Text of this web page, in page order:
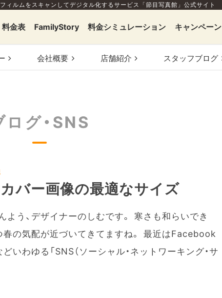
ィルムをスキャンしてデジタル化するサービス「節目写真館」公式サイト
料金表 FamilyStory 料金シミュレーション キャンペーン
会社概要 店舗紹介 スタッフブログ
ログ・SNS
バー画像の最適なサイズ
よう、デザイナーのしむです。 寒さも和らいでき
春の気配が近づいてきてますね。 最近はFacebook
いわゆる「SNS（ソーシャル・ネットワーキング・サ